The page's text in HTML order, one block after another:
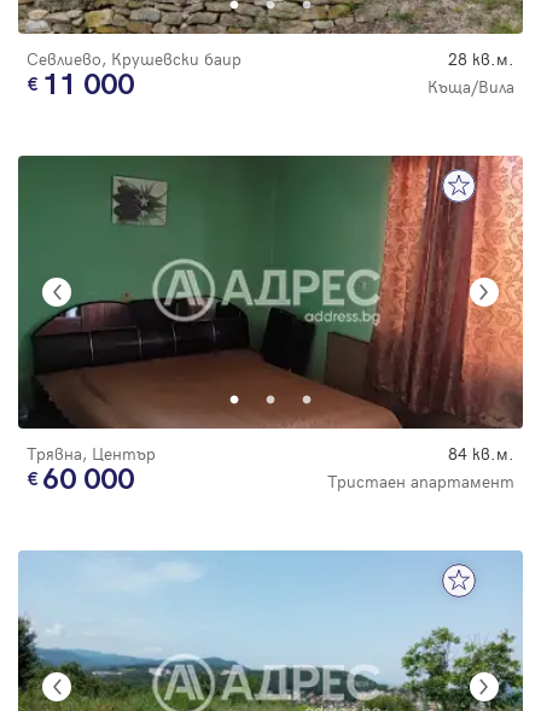
Севлиево, Крушевски баир 28 кв.м.
11 000 Къща/Вила
Трявна, Център 84 кв.м.
60 000 Тристаен апартамент